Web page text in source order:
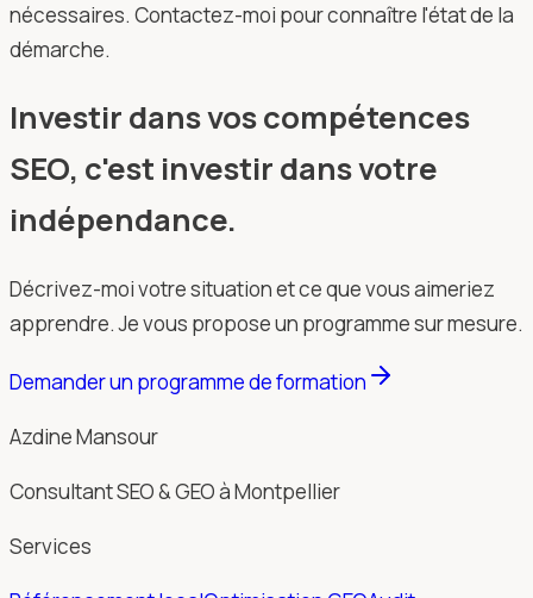
nécessaires. Contactez-moi pour connaître l'état de la
démarche.
Investir dans vos compétences
SEO, c'est investir dans votre
indépendance.
Décrivez-moi votre situation et ce que vous aimeriez
apprendre. Je vous propose un programme sur mesure.
Demander un programme de formation
Azdine Mansour
Consultant SEO & GEO à Montpellier
Services